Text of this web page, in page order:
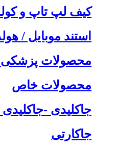
کیف لپ تاپ و
استند موبایل /
محصولات
محصولات خاص
جاکلیدی -
جاکارتی